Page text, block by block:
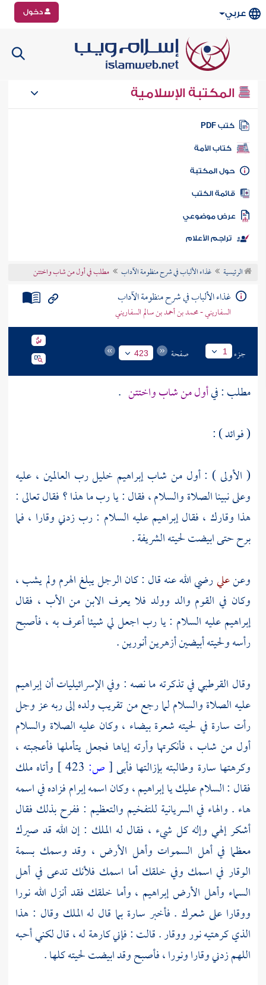
عربي دخول
المكتبة الإسلامية
كتب PDF
كتاب الأمة
المكتبة
الكتب
موضوعي
تراجم الأعلام
الرئيسية غذاء الألباب في شرح منظومة الآداب مطلب في أول من شاب واختتن
غذاء الألباب في شرح منظومة الآداب
السفاريني - محمد بن أحمد بن سالم السفاريني
جزء 1 صفحة 423
مطلب : فيأول من شاب واختتن .
( فوائد ) :
( الأولى ) : أول من شابإبراهيم خليل رب العالمين ، عليه
وعلى نبينا الصلاة والسلام ، فقال : يا رب ما هذا ؟ فقال تعالى :
هذا وقارك ، فقالإبراهيمعليه السلام : رب زدني وقارا ، فما
برح حتى ابيضت لحيته الشريفة .
وعنعليرضي الله عنه قال : كان الرجل يبلغ الهرم ولم يشب ،
وكان في القوم والد وولد فلا يعرف الابن من الأب ، فقال
إبراهيمعليه السلام : يا رب اجعل لي شيئا أعرف به ، فأصبح
رأسه ولحيته أبيضين أزهرين أنورين .
وقال القرطبيفي تذكرته ما نصه : وفي الإسرائيليات أنإبراهيم
عليه الصلاة والسلام لما رجع من تقريب ولده إلى ربه عز وجل
رأت سارة في لحيته شعرة بيضاء ، وكان عليه الصلاة والسلام
أول من شاب ، فأنكرتها وأرته إياها فجعل يتأملها فأعجبته ،
وكرهتها سارة وطالبته بإزالتها فأبى[ص:
وأتاه ملك
فقال : السلام عليك ياإبراهيم ، وكان اسمه إبرامفزاده في اسمه
هاء . والهاء في السريانية للتفخيم والتعظيم : ففرح بذلك فقال
أشكر إلهي وإله كل شيء ، فقال له الملك : إن الله قد صيرك
معظما في أهل السموات وأهل الأرض ، وقد وسمك بسمة
الوقار في اسمك وفي خلقك أما اسمك فلأنك تدعى في أهل
السماء وأهل الأرض إبراهيم ، وأما خلقك فقد أنزل الله نورا
ووقارا على شعرك . فأخبر سارة بما قال له الملك وقال : هذا
الذي كرهتيه نور ووقار . قالت : فإني كارهة له ، قال لكني أحبه
اللهم زدني وقارا ونورا ، فأصبح وقد ابيضت لحيته كلها .